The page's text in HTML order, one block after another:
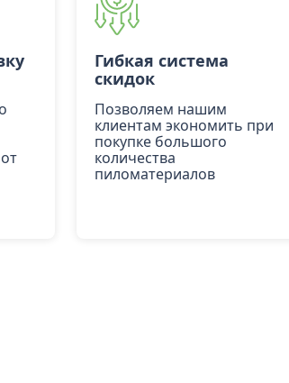
Гибкая система
скидок
Позволяем нашим
клиентам экономить при
покупке большого
количества
пиломатериалов